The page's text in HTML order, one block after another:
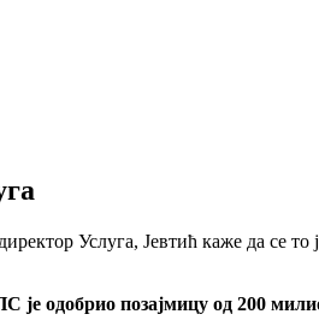
Услуга, Јевтић каже да се
jе одобрио позаjмицу од 200